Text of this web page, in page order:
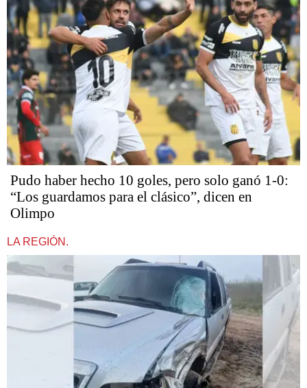
Pudo haber hecho 10 goles, pero solo ganó 1-0:
“Los guardamos para el clásico”, dicen en
Olimpo
LA REGIÓN.